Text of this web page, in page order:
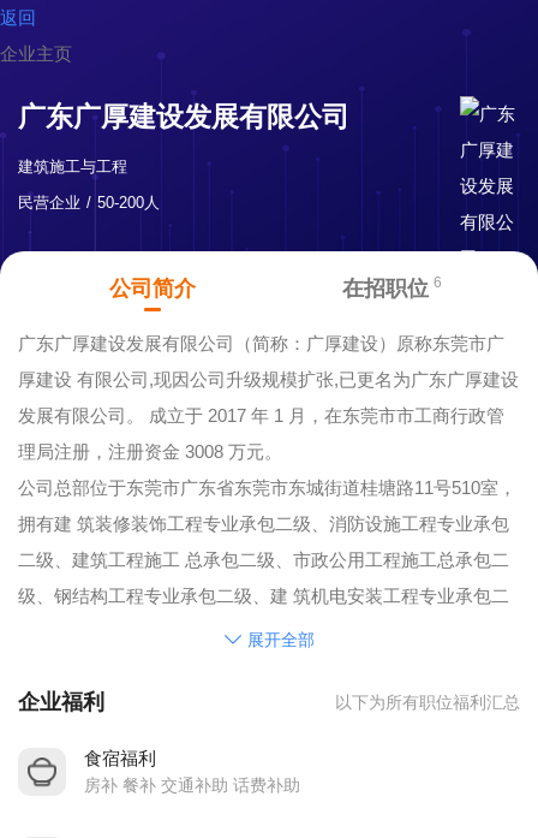
返回
企业主页
广东广厚建设发展有限公司
建筑施工与工程
民营企业
50-200人
公司简介 在招职位 6
广东广厚建设发展有限公司（简称：广厚建设）原称东莞市广
厚建设 有限公司,现因公司升级规模扩张,已更名为广东广厚建设
发展有限公司。 成立于 2017 年 1 月，在东莞市市工商行政管
理局注册，注册资金 3008 万元。
公司总部位于东莞市广东省东莞市东城街道桂塘路11号510室，
拥有建 筑装修装饰工程专业承包二级、消防设施工程专业承包
二级、建筑工程施工 总承包二级、市政公用工程施工总承包二
级、钢结构工程专业承包二级、建 筑机电安装工程专业承包二
级、环保工程专业承包二级、施工劳务不分等级， 消防维保、
公司通过了 ISO9001、ISO14001 和GB/T28001 施工、设计“三
及雄厚的资金实力。
展开全部
企业福利 以下为所有职位福利汇总
食宿福利
房补 餐补 交通补助 话费补助